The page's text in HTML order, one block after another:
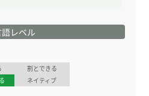
レベル
割とできる
ネイティブ